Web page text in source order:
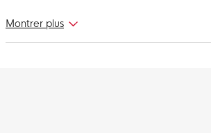
Voici les nouveaux gants de gardien de but
Montrer plus